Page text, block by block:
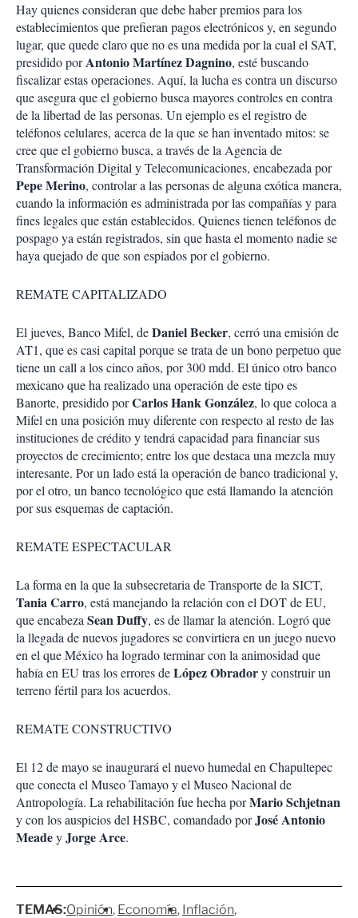
Hay quienes consideran que debe haber premios para los
establecimientos que prefieran pagos electrónicos y, en segundo
lugar, que quede claro que no es una medida por la cual el SAT,
presidido porAntonio Martínez Dagnino, esté buscando
fiscalizar estas operaciones. Aquí, la lucha es contra un discurso
que asegura que el gobierno busca mayores controles en contra
de la libertad de las personas. Un ejemplo es el registro de
teléfonos celulares, acerca de la que se han inventado mitos: se
cree que el gobierno busca, a través de la Agencia de
Transformación Digital y Telecomunicaciones, encabezada por
Pepe Merino, controlar a las personas de alguna exótica manera,
cuando la información es administrada por las compañías y para
fines legales que están establecidos. Quienes tienen teléfonos de
pospago ya están registrados, sin que hasta el momento nadie se
haya quejado de que son espiados por el gobierno.
REMATE CAPITALIZADO
El jueves, Banco Mifel, deDaniel Becker, cerró una emisión de
AT1, que es casi capital porque se trata de un bono perpetuo que
tiene un call a los cinco años, por 300 mdd. El único otro banco
mexicano que ha realizado una operación de este tipo es
Banorte, presidido porCarlos Hank González, lo que coloca a
Mifel en una posición muy diferente con respecto al resto de las
instituciones de crédito y tendrá capacidad para financiar sus
proyectos de crecimiento; entre los que destaca una mezcla muy
interesante. Por un lado está la operación de banco tradicional y,
por el otro, un banco tecnológico que está llamando la atención
por sus esquemas de captación.
REMATE ESPECTACULAR
La forma en la que la subsecretaria de Transporte de la SICT,
Tania Carro, está manejando la relación con el DOT de EU,
que encabeza Sean Duffy, es de llamar la atención. Logró que
la llegada de nuevos jugadores se convirtiera en un juego nuevo
en el que México ha logrado terminar con la animosidad que
había en EU tras los errores deLópez Obradory construir un
terreno fértil para los acuerdos.
REMATE CONSTRUCTIVO
El 12 de mayo se inaugurará el nuevo humedal en Chapultepec
que conecta el Museo Tamayo y el Museo Nacional de
Antropología. La rehabilitación fue hecha porMario Schjetnan
y con los auspicios del HSBC, comandado porJosé Antonio
MeadeyJorge Arce.
TEMAS:Opinión Economía Inflación